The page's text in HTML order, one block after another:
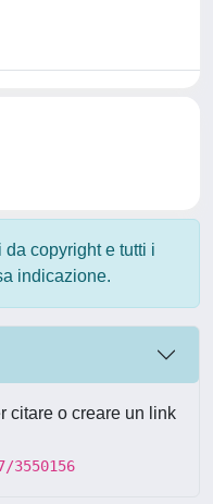
da copyright e tutti i
indicazione.
citare o creare un link